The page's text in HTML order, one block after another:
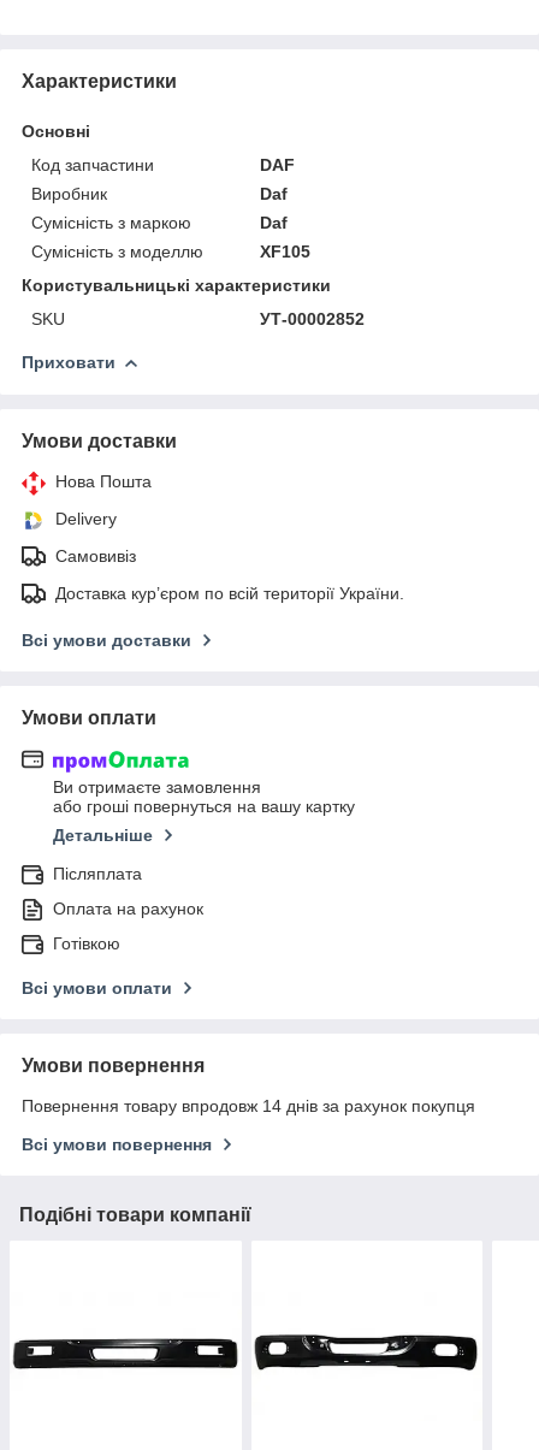
Характеристики
Основні
Код запчастини
DAF
Виробник
Daf
Сумісність з маркою
Daf
Сумісність з моделлю
XF105
Користувальницькі характеристики
SKU
УТ-00002852
Приховати
Умови доставки
Нова Пошта
Delivery
Самовивіз
Доставка кур’єром по всій території України.
Всі умови доставки
Умови оплати
Ви отримаєте замовлення
або гроші повернуться на вашу картку
Детальніше
Післяплата
Оплата на рахунок
Готівкою
Всі умови оплати
Умови повернення
Повернення товару впродовж 14 днів за рахунок покупця
Всі умови повернення
Подібні товари компанії